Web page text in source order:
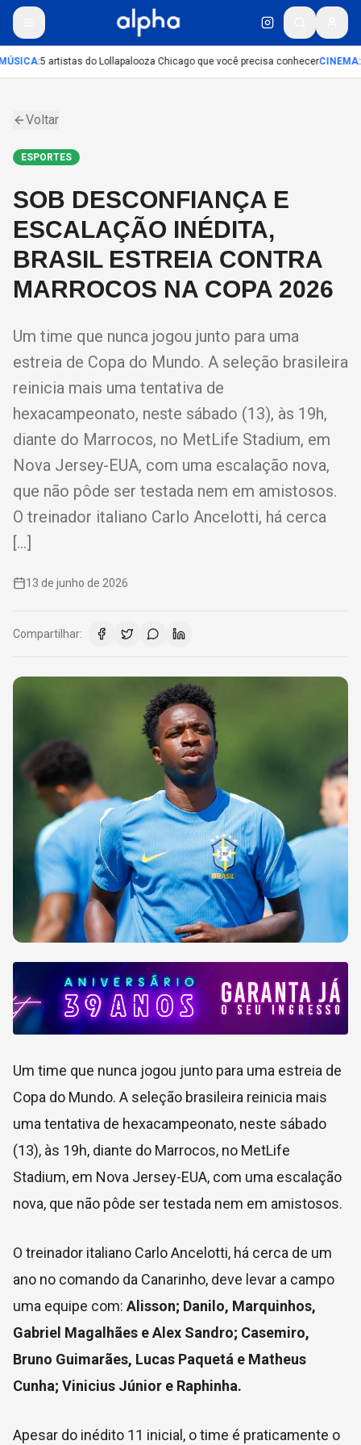
:5 artistas do Lollapalooza Chicago que você precisa conhecerCINEMA:
Voltar
ESPORTES
SOB DESCONFIANÇA E
ESCALAÇÃO INÉDITA,
BRASIL ESTREIA CONTRA
MARROCOS NA COPA 2026
Um time que nunca jogou junto para uma
estreia de Copa do Mundo. A seleção brasileira
reinicia mais uma tentativa de
hexacampeonato, neste sábado (13), às 19h,
diante do Marrocos, no MetLife Stadium, em
Nova Jersey-EUA, com uma escalação nova,
que não pôde ser testada nem em amistosos.
O treinador italiano Carlo Ancelotti, há cerca
[…]
13 de junho de 2026
Compartilhar:
Um time que nunca jogou junto para uma estreia de
Copa do Mundo. A seleção brasileira reinicia mais
uma tentativa de hexacampeonato, neste sábado
(13), às 19h, diante do Marrocos, no MetLife
Stadium, em Nova Jersey-EUA, com uma escalação
nova, que não pôde ser testada nem em amistosos.
O treinador italiano Carlo Ancelotti, há cerca de um
ano no comando da Canarinho, deve levar a campo
uma equipe com: Alisson; Danilo, Marquinhos,
Gabriel Magalhães e Alex Sandro; Casemiro,
Bruno Guimarães, Lucas Paquetá e Matheus
Cunha; Vinicius Júnior e Raphinha.
Apesar do inédito 11 inicial, o time é praticamente o